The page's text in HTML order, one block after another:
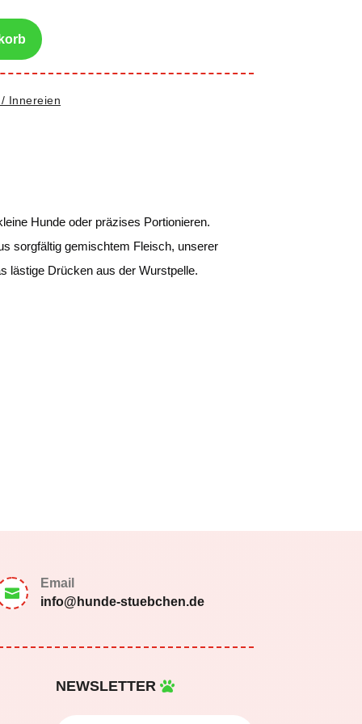
Innereien
Hunde oder präzises Portionieren.
sorgfältig gemischtem Fleisch, unserer
lästige Drücken aus der Wurstpelle.

Email
info@hunde-stuebchen.de
NEWSLETTER